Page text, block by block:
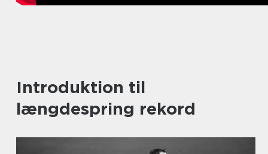
Introduktion til
længdespring rekord